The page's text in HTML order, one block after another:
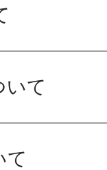
いて
て